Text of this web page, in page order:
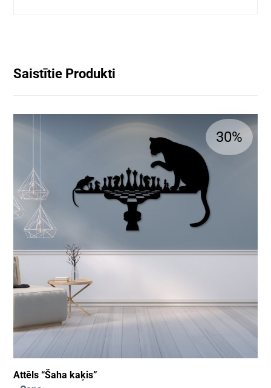
Saistītie Produkti
Attēls “Šaha kaķis”
30%